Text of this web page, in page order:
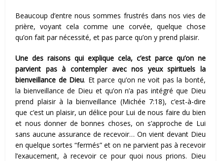
Beaucoup d’entre nous sommes frustrés dans nos vies de
prière, voyant cela comme une corvée, quelque chose
qu’on fait par nécessité, et pas parce qu’on y prend plaisir.
Une des raisons qui explique cela, c’est parce qu’on ne
parvient pas à contempler avec nos yeux spirituels la
bienveillance de Dieu. Et parce qu’on ne voit pas la bonté,
la bienveillance de Dieu et qu’on n’a pas intégré que Dieu
prend plaisir à la bienveillance (Michée 7:18), c’est-à-dire
que c’est un plaisir, un délice pour Lui de nous faire du bien
et nous donner de bonnes choses, on s’approche de Lui
sans aucune assurance de recevoir… On vient devant Dieu
en quelque sortes “fermés” et on ne parvient pas à recevoir
l’exaucement, à recevoir ce pour quoi nous prions. Dieu